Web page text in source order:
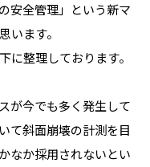
安全管理」という新マ
います。
に整理しております。
が今でも多く発生して
て斜面崩壊の計測を目
なか採用されないとい